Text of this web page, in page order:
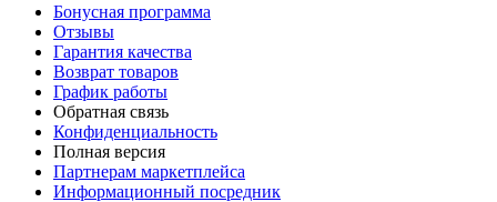
Бонусная программа
Отзывы
Гарантия качества
Возврат товаров
График работы
Обратная связь
Конфиденциальность
Полная версия
Партнерам маркетплейса
Информационный посредник